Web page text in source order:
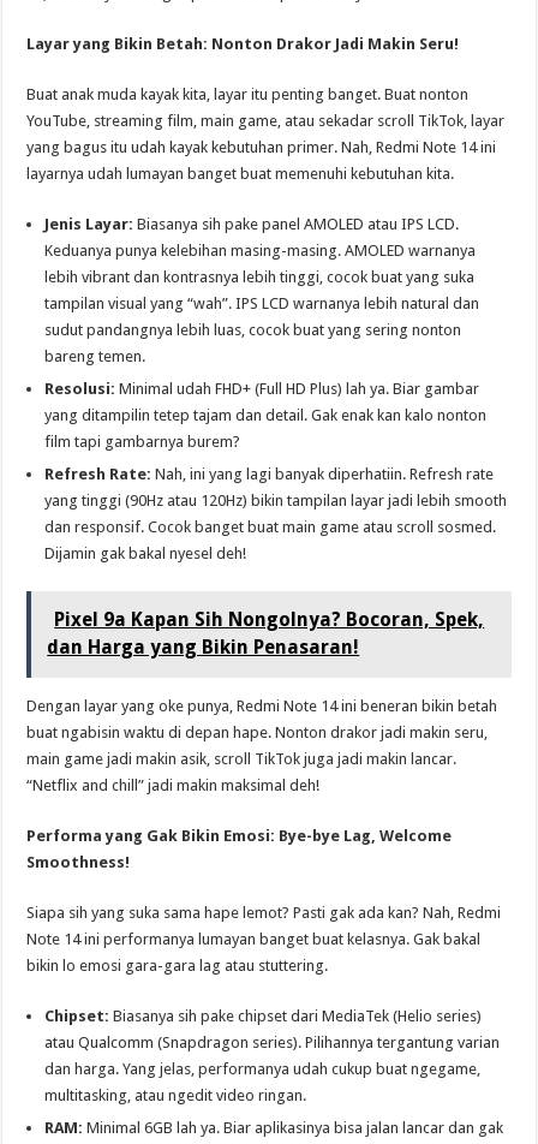
Layar yang Bikin Betah: Nonton Drakor Jadi Makin Seru!
Buat anak muda kayak kita, layar itu penting banget. Buat nonton
YouTube, streaming film, main game, atau sekadar scroll TikTok, layar
yang bagus itu udah kayak kebutuhan primer. Nah, Redmi Note 14 ini
layarnya udah lumayan banget buat memenuhi kebutuhan kita.
Jenis Layar: Biasanya sih pake panel AMOLED atau IPS LCD.
Keduanya punya kelebihan masing-masing. AMOLED warnanya
lebih vibrant dan kontrasnya lebih tinggi, cocok buat yang suka
tampilan visual yang “wah”. IPS LCD warnanya lebih natural dan
sudut pandangnya lebih luas, cocok buat yang sering nonton
bareng temen.
Resolusi: Minimal udah FHD+ (Full HD Plus) lah ya. Biar gambar
yang ditampilin tetep tajam dan detail. Gak enak kan kalo nonton
film tapi gambarnya burem?
Refresh Rate: Nah, ini yang lagi banyak diperhatiin. Refresh rate
yang tinggi (90Hz atau 120Hz) bikin tampilan layar jadi lebih smooth
dan responsif. Cocok banget buat main game atau scroll sosmed.
Dijamin gak bakal nyesel deh!
Pixel 9a Kapan Sih Nongolnya? Bocoran, Spek,
dan Harga yang Bikin Penasaran!
Dengan layar yang oke punya, Redmi Note 14 ini beneran bikin betah
buat ngabisin waktu di depan hape. Nonton drakor jadi makin seru,
main game jadi makin asik, scroll TikTok juga jadi makin lancar.
“Netflix and chill” jadi makin maksimal deh!
Performa yang Gak Bikin Emosi: Bye-bye Lag, Welcome
Smoothness!
Siapa sih yang suka sama hape lemot? Pasti gak ada kan? Nah, Redmi
Note 14 ini performanya lumayan banget buat kelasnya. Gak bakal
bikin lo emosi gara-gara lag atau stuttering.
Chipset: Biasanya sih pake chipset dari MediaTek (Helio series)
atau Qualcomm (Snapdragon series). Pilihannya tergantung varian
dan harga. Yang jelas, performanya udah cukup buat ngegame,
multitasking, atau ngedit video ringan.
RAM: Minimal 6GB lah ya. Biar aplikasinya bisa jalan lancar dan gak